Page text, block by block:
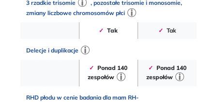
3 rzadkie trisomie
, pozostałe trisomie i monosomie,
zmiany liczbowe chromosomów płci
✓ Tak ✓ Tak
Delecje i duplikacje
✓ Ponad 140
zespołów
✓ Ponad 140
zespołów
RHD płodu w cenie badania dla mam RH-